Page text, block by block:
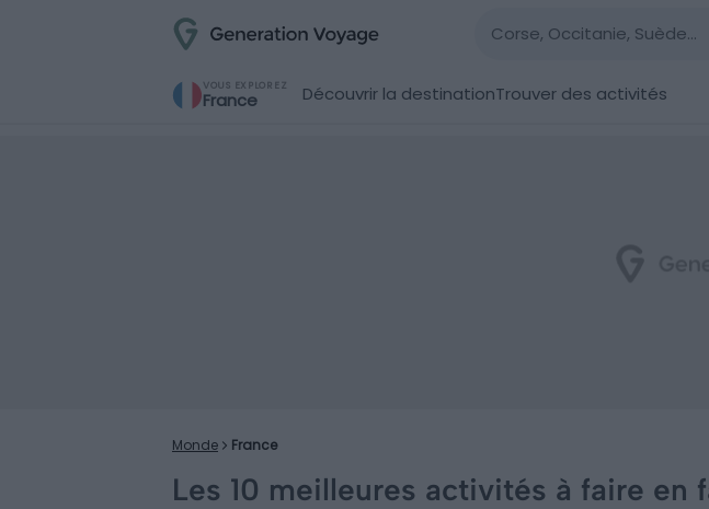
VOUS EXPLOREZ
France Découvrir la destinationTrouver des activités
Monde France
Les 10 meilleures activités à faire en